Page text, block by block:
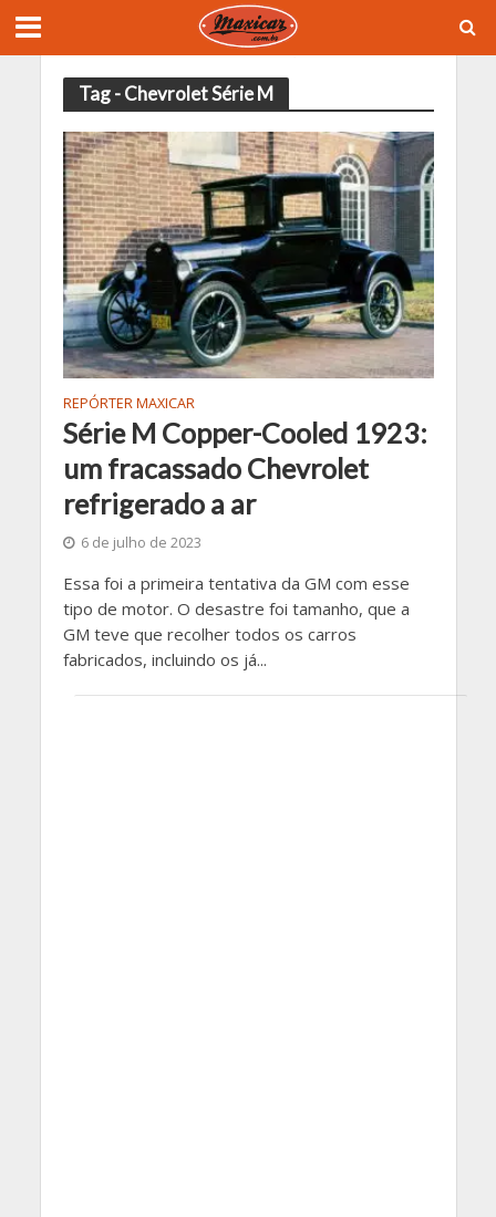
Tag - Chevrolet Série M
REPÓRTER MAXICAR
Série M Copper-Cooled 1923:
um fracassado Chevrolet
refrigerado a ar
6 de julho de 2023
Essa foi a primeira tentativa da GM com esse
tipo de motor. O desastre foi tamanho, que a
GM teve que recolher todos os carros
fabricados, incluindo os já...